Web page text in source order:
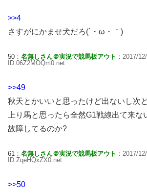
>>4
さすがにかませ犬だろ(´・ω・｀)
50： 名無しさん＠実況で競馬板アウト ：2017/
ID:06Z2MOQm0.net
>>49
秋天とかいいと思ったけど出ないし次
上り馬と思ったら全然G1戦線出て来
故障してるのか?
61： 名無しさん＠実況で競馬板アウト ：2017/
ID:ZqeHQxZX0.net
>>50